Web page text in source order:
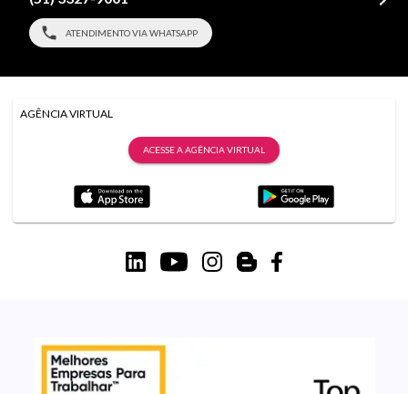
ATENDIMENTO VIA WHATSAPP
AGÊNCIA VIRTUAL
ACESSE A AGÊNCIA VIRTUAL